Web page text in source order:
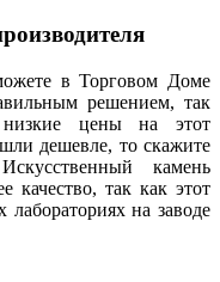
в Торговом Доме
решением, так
цены на этот
дешевле, то скажите
камень
качество, так как этот
лабораториях на заводе